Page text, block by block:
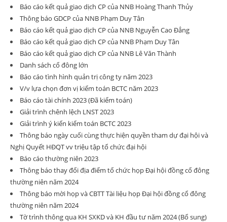
Báo cáo kết quả giao dịch CP của NNB Hoàng Thanh Thủy
Thông báo GDCP của NNB Phạm Duy Tân
Báo cáo kết quả giao dịch CP của NNB Nguyễn Cao Đẳng
Báo cáo kết quả giao dịch CP của NNB Phạm Duy Tân
Báo cáo kết quả giao dịch CP của NNB Lê Văn Thành
Danh sách cổ đông lớn
Báo cáo tình hình quản trị công ty năm 2023
V/v lựa chọn đơn vị kiểm toán BCTC năm 2023
Báo cáo tài chính 2023 (Đã kiểm toán)
Giải trình chênh lệch LNST 2023
Giải trình ý kiến kiểm toán BCTC 2023
Thông báo ngày cuối cùng thực hiện quyền tham dự đại hội và
Nghị Quyết HĐQT vv triệu tập tổ chức đại hội
Báo cáo thường niên 2023
Thông báo thay đổi địa điểm tổ chức họp Đại hội đồng cổ đông
thường niên năm 2024
Thông báo mời họp và CBTT Tài liệu họp Đại hội đồng cổ đông
thường niên năm 2024
Tờ trình thông qua KH SXKD và KH đầu tư năm 2024 (Bổ sung)